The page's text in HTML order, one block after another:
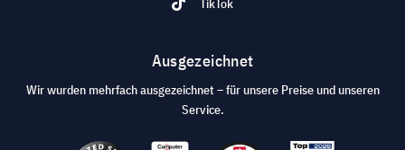
TikTok
Ausgezeichnet
Wir wurden mehrfach ausgezeichnet – für unsere Preise und unseren
Service.